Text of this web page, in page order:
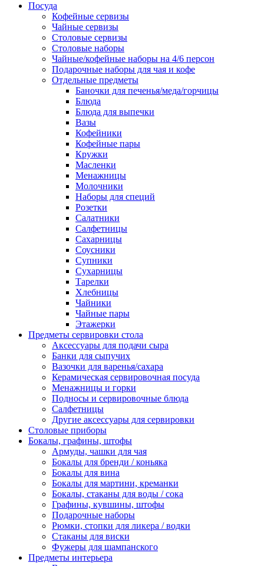
Посуда
Кофейные сервизы
Чайные сервизы
Столовые сервизы
Столовые наборы
Чайные/кофейные наборы на 4/6 персон
Подарочные наборы для чая и кофе
Отдельные предметы
Баночки для печенья/меда/горчицы
Блюда
Блюда для выпечки
Вазы
Кофейники
Кофейные пары
Кружки
Масленки
Менажницы
Молочники
Наборы для специй
Розетки
Салатники
Салфетницы
Сахарницы
Соусники
Супники
Сухарницы
Тарелки
Хлебницы
Чайники
Чайные пары
Этажерки
Предметы сервировки стола
Аксессуары для подачи сыра
Банки для сыпучих
Вазочки для варенья/сахара
Керамическая сервировочная посуда
Менажницы и горки
Подносы и сервировочные блюда
Салфетницы
Другие аксессуары для сервировки
Столовые приборы
Бокалы, графины, штофы
Армуды, чашки для чая
Бокалы для бренди / коньяка
Бокалы для вина
Бокалы для мартини, креманки
Бокалы, стаканы для воды / сока
Графины, кувшины, штофы
Подарочные наборы
Рюмки, стопки для ликера / водки
Стаканы для виски
Фужеры для шампанского
Предметы интерьера